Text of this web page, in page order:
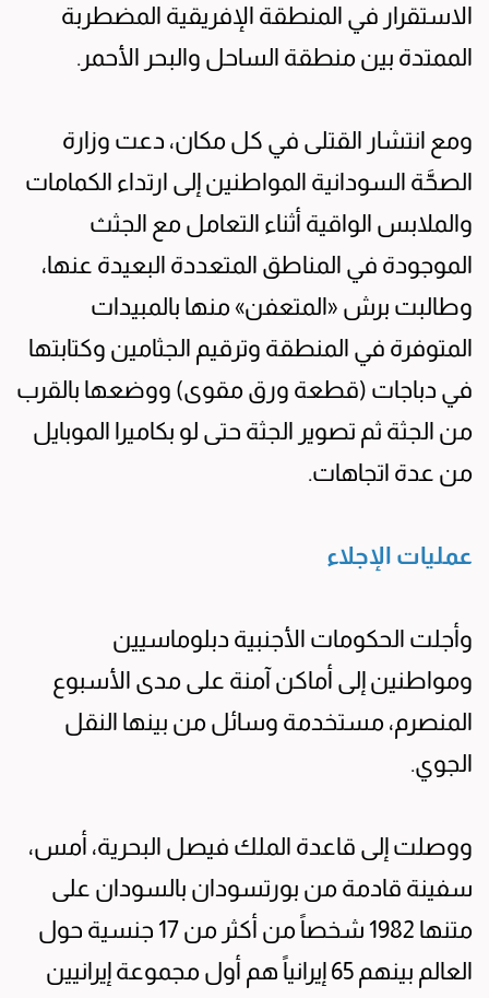
الاستقرار في المنطقة الإفريقية المضطربة
الممتدة بين منطقة الساحل والبحر الأحمر.
ومع انتشار القتلى في كل مكان، دعت وزارة
الصحَّة السودانية المواطنين إلى ارتداء الكمامات
والملابس الواقية أثناء التعامل مع الجثث
الموجودة في المناطق المتعددة البعيدة عنها،
وطالبت برش «المتعفن» منها بالمبيدات
المتوفرة في المنطقة وترقيم الجثامين وكتابتها
في دباجات (قطعة ورق مقوى) ووضعها بالقرب
من الجثة ثم تصوير الجثة حتى لو بكاميرا الموبايل
من عدة اتجاهات.
عمليات الإجلاء
وأجلت الحكومات الأجنبية دبلوماسيين
ومواطنين إلى أماكن آمنة على مدى الأسبوع
المنصرم، مستخدمة وسائل من بينها النقل
الجوي.
ووصلت إلى قاعدة الملك فيصل البحرية، أمس،
سفينة قادمة من بورتسودان بالسودان على
متنها 1982 شخصاً من أكثر من 17 جنسية حول
العالم بينهم 65 إيرانياً هم أول مجموعة إيرانيين